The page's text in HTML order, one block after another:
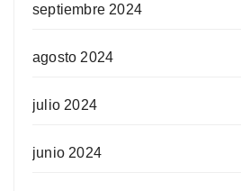
septiembre 2024
agosto 2024
julio 2024
junio 2024